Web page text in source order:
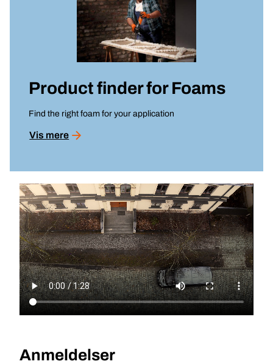
Product finder forFoams
Find the right foam for your application
Vis mere
Anmeldelser